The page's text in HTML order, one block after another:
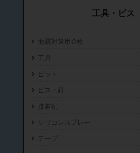
工具・ビス
地震対策用金物
工具
ビット
ビス・釘
接着剤
シリコンスプレー
テープ